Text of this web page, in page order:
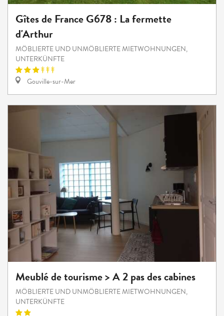
Gîtes de France G678 : La fermette
d'Arthur
MÖBLIERTE UND UNMÖBLIERTE MIETWOHNUNGEN,
UNTERKÜNFTE
Gouville-sur-Mer
Meublé de tourisme > A 2 pas des cabines
MÖBLIERTE UND UNMÖBLIERTE MIETWOHNUNGEN,
UNTERKÜNFTE